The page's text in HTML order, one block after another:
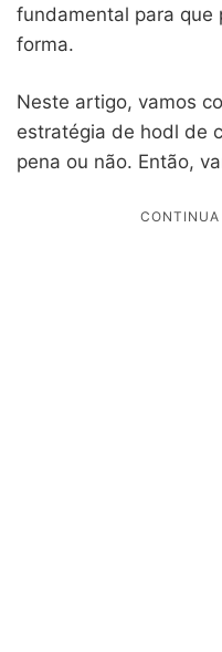
fundamental para que
forma.
Neste artigo, vamos
estratégia de hodl de
pena ou não. Então,